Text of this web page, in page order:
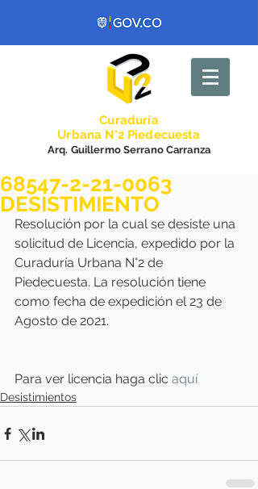
Curaduría
Urbana N°2 Piedecuesta
Arq. Guillermo Serrano Carranza
68547-2-21-0063
DESISTIMIENTO
Resolución por la cual se desiste una
solicitud de Licencia, expedido por la
Curaduría Urbana N°2 de
Piedecuesta. La resolución tiene
como fecha de expedición el 23 de
Agosto de 2021.
Para ver licencia haga clic aquí
Desistimientos